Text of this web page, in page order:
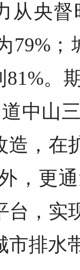
从央督
79%
81%。
中山
造，在
，更
台，实
市排水